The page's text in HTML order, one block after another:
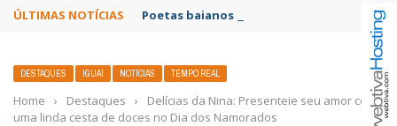
ÚLTIMAS NOTÍCIAS Poetas baianos representam o Brasil no
DESTAQUES IGUAÍ NOTÍCIAS TEMPO REAL
Home › Destaques ›
Delícias da Nina: Presenteie seu amor com
uma linda cesta de doces no Dia dos Namorados